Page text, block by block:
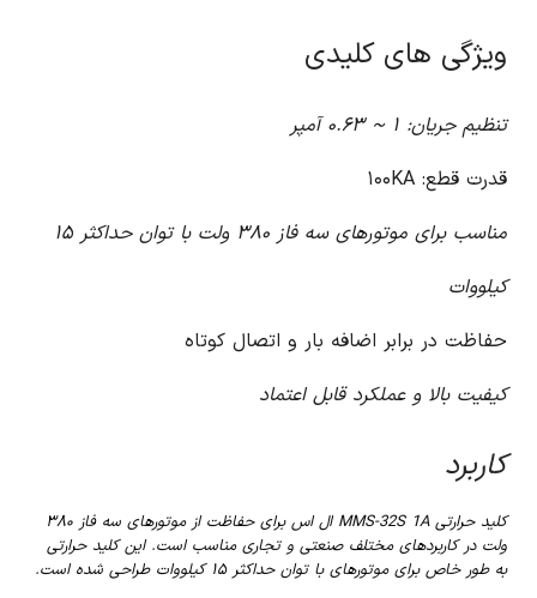
ویژگی های کلیدی
تنظیم جریان: ۱ ~ ۰.۶۳ آمپر
قدرت قطع: ۱۰۰KA
مناسب برای موتورهای سه فاز ۳۸۰ ولت با توان حداکثر ۱۵
کیلووات
حفاظت در برابر اضافه بار و اتصال کوتاه
کیفیت بالا و عملکرد قابل اعتماد
کاربرد
کلید حرارتی MMS-32S 1A ال اس برای حفاظت از موتورهای سه فاز ۳۸۰
ولت در کاربردهای مختلف صنعتی و تجاری مناسب است. این کلید حرارتی
به طور خاص برای موتورهای با توان حداکثر ۱۵ کیلووات طراحی شده است.